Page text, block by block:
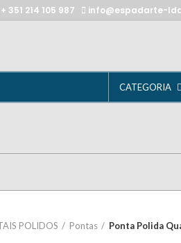
+ 351 214 105 987 info@espadarte-
CATEGORIA
POLIDOS Pontas Ponta Polida